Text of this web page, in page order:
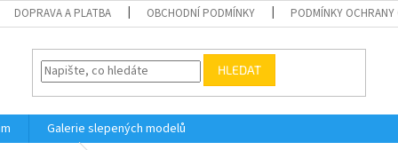
DOPRAVA A PLATBA OBCHODNÍ PODMÍNKY PODMÍNKY OCHRANY
HLEDAT
Galerie slepených modelů